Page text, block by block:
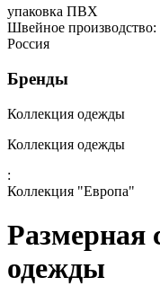
упаковка ПВХ
Швейное производство:
Россия
Бренды
Коллекция одежды
Коллекция одежды
:
Коллекция "Европа"
Размерная
одежды